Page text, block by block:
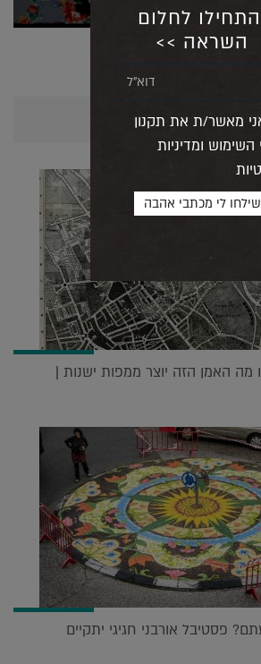
יעניין אותך גם...
האמן הזה יוצר ממפות ישנות |
פסטיבל אורבני חגיגי יתקיים
לחלום
השראה >>
מאשר/ת את תקנון
השימוש ומדיניות